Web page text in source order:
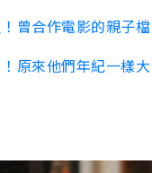
曾合作電影的親子檔
原來他們年紀一樣大